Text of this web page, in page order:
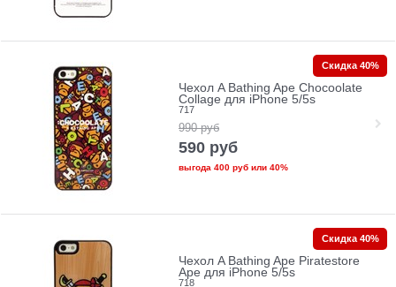
Чехол A Bathing Ape Chocoolate
Collage для iPhone 5/5s
717
990 руб
590 руб
выгода 400 рубили 40%
Скидка 40%
Чехол A Bathing Ape Piratestore
Ape для iPhone 5/5s
718
Скидка 40%